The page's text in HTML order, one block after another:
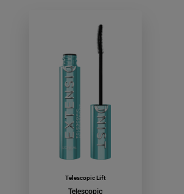
Telescopic Lift
Telescopic